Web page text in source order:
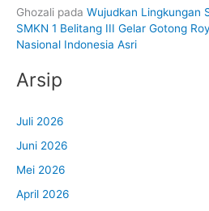
Ghozali pada Wujudkan Lingkungan
SMKN 1 Belitang III Gelar Gotong
Nasional Indonesia Asri
Arsip
Juli 2026
Juni 2026
Mei 2026
April 2026